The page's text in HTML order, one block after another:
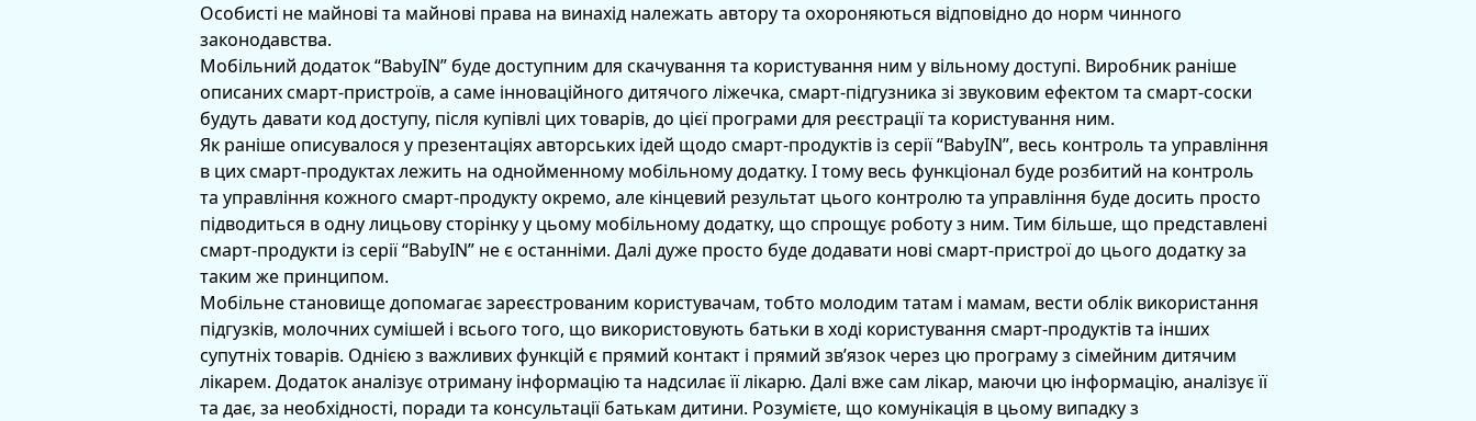
Особисті не майнові та майнові права на винахід належать автору та охороняються відповідно до норм чинного
законодавства.
Мобільний додаток “BabyIN” буде доступним для скачування та користування ним у вільному доступі. Виробник раніше
описаних смарт-пристроїв, а саме інноваційного дитячого ліжечка, смарт-підгузника зі звуковим ефектом та смарт-соски
будуть давати код доступу, після купівлі цих товарів, до цієї програми для реєстрації та користування ним.
Як раніше описувалося у презентаціях авторських ідей щодо смарт-продуктів із серії “BabyIN”, весь контроль та управління
в цих смарт-продуктах лежить на однойменному мобільному додатку. І тому весь функціонал буде розбитий на контроль
та управління кожного смарт-продукту окремо, але кінцевий результат цього контролю та управління буде досить просто
підводиться в одну лицьову сторінку у цьому мобільному додатку, що спрощує роботу з ним. Тим більше, що представлені
смарт-продукти із серії “BabyIN” не є останніми. Далі дуже просто буде додавати нові смарт-пристрої до цього додатку за
таким же принципом.
Мобільне становище допомагає зареєстрованим користувачам, тобто молодим татам і мамам, вести облік використання
підгузків, молочних сумішей і всього того, що використовують батьки в ході користування смарт-продуктів та інших
супутніх товарів. Однією з важливих функцій є прямий контакт і прямий зв’язок через цю програму з сімейним дитячим
лікарем. Додаток аналізує отриману інформацію та надсилає її лікарю. Далі вже сам лікар, маючи цю інформацію, аналізує її
та дає, за необхідності, поради та консультації батькам дитини. Розумієте, що комунікація в цьому випадку з